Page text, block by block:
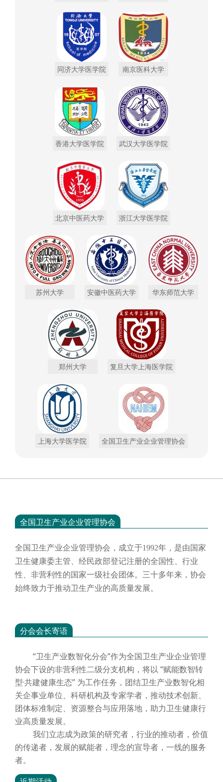
同济大学医学院 南京医科大学
香港大学医学院 武汉大学医学院
北京中医药大学 浙江大学医学院
苏州大学 安徽中医药大学 华东师范大学
郑州大学 复旦大学上海医学院
上海大学医学院 全国卫生产业企业管理协会
全国卫生产业企业管理协会
全国卫生产业企业管理协会，成立于1992年，是由国家
卫生健康委主管、经民政部登记注册的全国性、行业
性、非营利性的国家一级社会团体。三十多年来，协会
始终致力于推动卫生产业的高质量发展。
分会会长寄语
“卫生产业数智化分会”作为全国卫生产业企业管理
协会下设的非营利性二级分支机构，将以 “赋能数智转
型·共建健康生态” 为工作任务，团结卫生产业数智化相
关企事业单位、科研机构及专家学者，推动技术创新、
团体标准制定、资源整合与应用落地，助力卫生健康行
业高质量发展。
我们立志成为政策的研究者，行业的推动者，价值
的传递者，发展的赋能者，理念的宣导者，一线的服务
者。